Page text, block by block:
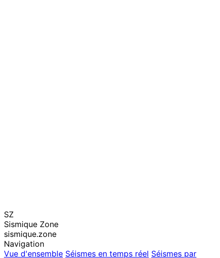
SZ
Sismique Zone
sismique.zone
Navigation
Vue d'ensemble Séismes en temps réel Séismes par